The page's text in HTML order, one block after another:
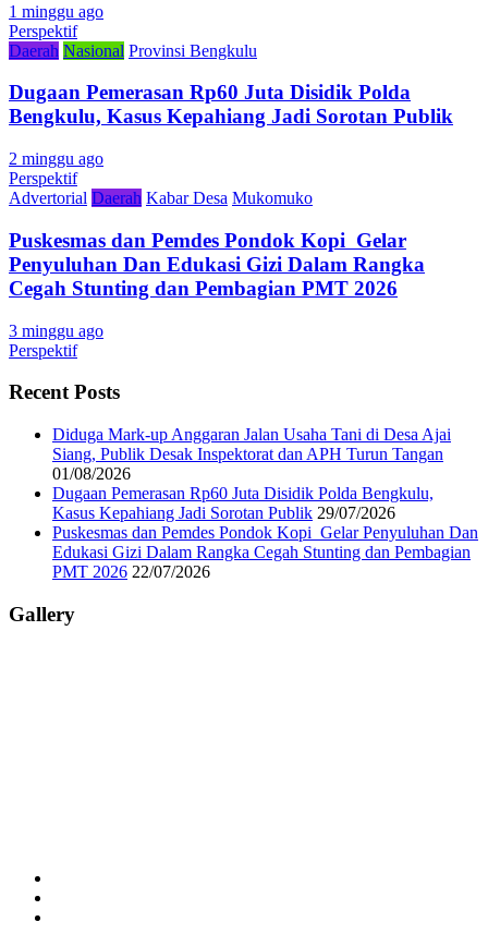
1 minggu ago
Perspektif
Daerah Nasional Provinsi Bengkulu
Dugaan Pemerasan Rp60 Juta Disidik Polda
Bengkulu, Kasus Kepahiang Jadi Sorotan Publik
2 minggu ago
Perspektif
Advertorial Daerah Kabar Desa Mukomuko
Puskesmas dan Pemdes Pondok Kopi Gelar
Penyuluhan Dan Edukasi Gizi Dalam Rangka
Cegah Stunting dan Pembagian PMT 2026
3 minggu ago
Perspektif
Recent Posts
Diduga Mark-up Anggaran Jalan Usaha Tani di Desa Ajai
Siang, Publik Desak Inspektorat dan APH Turun Tangan
01/08/2026
Dugaan Pemerasan Rp60 Juta Disidik Polda Bengkulu,
Kasus Kepahiang Jadi Sorotan Publik 29/07/2026
Puskesmas dan Pemdes Pondok Kopi Gelar Penyuluhan Dan
Edukasi Gizi Dalam Rangka Cegah Stunting dan Pembagian
PMT 2026 22/07/2026
Gallery